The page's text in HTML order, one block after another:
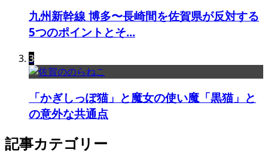
九州新幹線 博多〜長崎間を佐賀県が反対する
5つのポイントとそ...
3
「かぎしっぽ猫」と魔女の使い魔「黒猫」と
の意外な共通点
記事カテゴリー